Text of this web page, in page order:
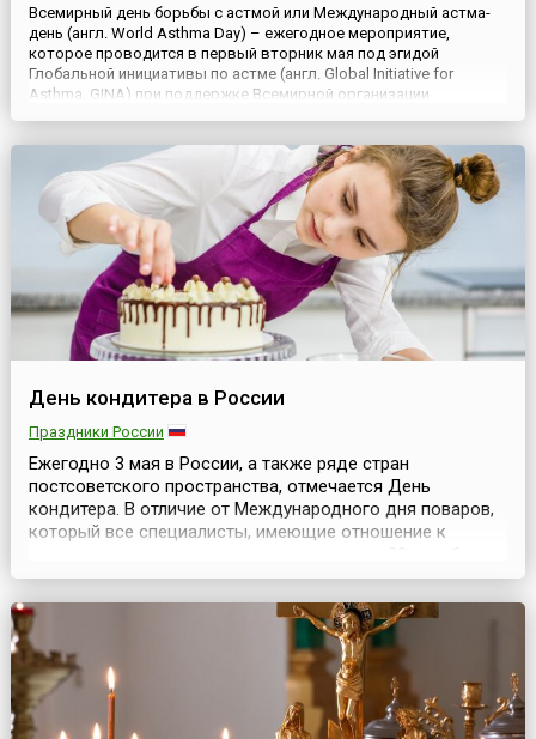
Всемирный день борьбы с астмой или Международный астма-
день (англ. World Asthma Day) – ежегодное мероприятие,
которое проводится в первый вторник мая под эгидой
Глобальной инициативы по астме (англ. Global Initiative for
Asthma, GINA) при поддержке Всемирной организации
бронхиальной астм...
День кондитера в России
Праздники России
Ежегодно 3 мая в России, а также ряде стран
постсоветского пространства, отмечается День
кондитера. В отличие от Международного дня поваров,
который все специалисты, имеющие отношение к
сегодняшний День – профессиональный праздник
людей, также связанных с приготовлением пищи, но
«узконаправленной». В отличие от повара и кулинара, в
задачу ...